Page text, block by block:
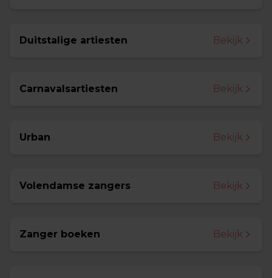
Duitstalige artiesten Bekijk
Carnavalsartiesten Bekijk
Urban Bekijk
Volendamse zangers Bekijk
Zanger boeken Bekijk